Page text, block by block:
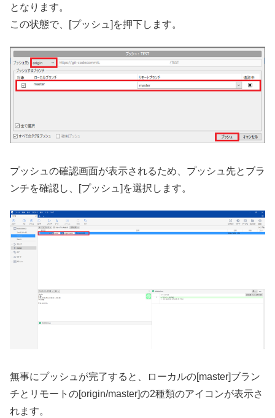
となります。
この状態で、[プッシュ]を押下します。
プッシュの確認画面が表示されるため、プッシュ先とブラ
ンチを確認し、[プッシュ]を選択します。
無事にプッシュが完了すると、ローカルの[master]ブラン
チとリモートの[origin/master]の2種類のアイコンが表示さ
れます。